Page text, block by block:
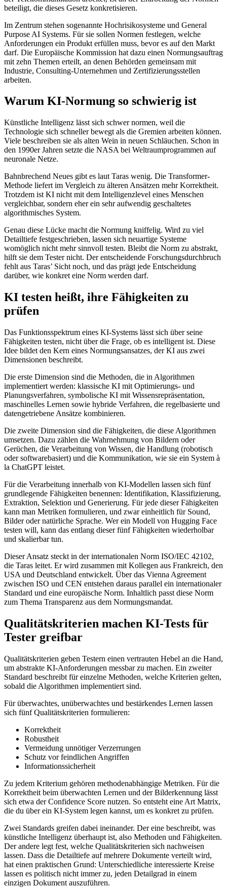
beteiligt, die dieses Gesetz konkretisieren.
Im Zentrum stehen sogenannte Hochrisikosysteme und General
Purpose AI Systems. Für sie sollen Normen festlegen, welche
Anforderungen ein Produkt erfüllen muss, bevor es auf den Markt
darf. Die Europäische Kommission hat dazu einen Normungsauftrag
mit zehn Themen erteilt, an denen Behörden gemeinsam mit
Industrie, Consulting-Unternehmen und Zertifizierungsstellen
arbeiten.
Warum KI-Normung so schwierig ist
Künstliche Intelligenz lässt sich schwer normen, weil die
Technologie sich schneller bewegt als die Gremien arbeiten können.
Viele beschreiben sie als alten Wein in neuen Schläuchen. Schon in
den 1990er Jahren setzte die NASA bei Weltraumprogrammen auf
neuronale Netze.
Bahnbrechend Neues gibt es laut Taras wenig. Die Transformer-
Methode liefert im Vergleich zu älteren Ansätzen mehr Korrektheit.
Trotzdem ist KI nicht mit dem Intelligenzlevel eines Menschen
vergleichbar, sondern eher ein sehr aufwendig geschaltetes
algorithmisches System.
Genau diese Lücke macht die Normung kniffelig. Wird zu viel
Detailtiefe festgeschrieben, lassen sich neuartige Systeme
womöglich nicht mehr sinnvoll testen. Bleibt die Norm zu abstrakt,
hilft sie dem Tester nicht. Der entscheidende Forschungsdurchbruch
fehlt aus Taras’ Sicht noch, und das prägt jede Entscheidung
darüber, wie konkret eine Norm werden darf.
KI testen heißt, ihre Fähigkeiten zu
prüfen
Das Funktionsspektrum eines KI-Systems lässt sich über seine
Fähigkeiten testen, nicht über die Frage, ob es intelligent ist. Diese
Idee bildet den Kern eines Normungsansatzes, der KI aus zwei
Dimensionen beschreibt.
Die erste Dimension sind die Methoden, die in Algorithmen
implementiert werden: klassische KI mit Optimierungs- und
Planungsverfahren, symbolische KI mit Wissensrepräsentation,
maschinelles Lernen sowie hybride Verfahren, die regelbasierte und
datengetriebene Ansätze kombinieren.
Die zweite Dimension sind die Fähigkeiten, die diese Algorithmen
umsetzen. Dazu zählen die Wahrnehmung von Bildern oder
Gerüchen, die Verarbeitung von Wissen, die Handlung (robotisch
oder softwarebasiert) und die Kommunikation, wie sie ein System à
la ChatGPT leistet.
Für die Verarbeitung innerhalb von KI-Modellen lassen sich fünf
grundlegende Fähigkeiten benennen: Identifikation, Klassifizierung,
Extraktion, Selektion und Generierung. Für jede dieser Fähigkeiten
kann man Metriken formulieren, und zwar einheitlich für Sound,
Bilder oder natürliche Sprache. Wer ein Modell von Hugging Face
testen will, kann das entlang dieser fünf Fähigkeiten wiederholbar
und skalierbar tun.
Dieser Ansatz steckt in der internationalen Norm ISO/IEC 42102,
die Taras leitet. Er wird zusammen mit Kollegen aus Frankreich, den
USA und Deutschland entwickelt. Über das Vienna Agreement
zwischen ISO und CEN entstehen daraus parallel ein internationaler
Standard und eine europäische Norm. Inhaltlich passt diese Norm
zum Thema Transparenz aus dem Normungsmandat.
Qualitätskriterien machen KI-Tests für
Tester greifbar
Qualitätskriterien geben Testern einen vertrauten Hebel an die Hand,
um abstrakte KI-Anforderungen messbar zu machen. Ein zweiter
Standard beschreibt für einzelne Methoden, welche Kriterien gelten,
sobald die Algorithmen implementiert sind.
Für überwachtes, unüberwachtes und bestärkendes Lernen lassen
sich fünf Qualitätskriterien formulieren:
Korrektheit
Robustheit
Vermeidung unnötiger Verzerrungen
Schutz vor feindlichen Angriffen
Informationssicherheit
Zu jedem Kriterium gehören methodenabhängige Metriken. Für die
Korrektheit beim überwachten Lernen und der Bilderkennung lässt
sich etwa der Confidence Score nutzen. So entsteht eine Art Matrix,
die du über ein KI-System legen kannst, um es konkret zu prüfen.
Zwei Standards greifen dabei ineinander. Der eine beschreibt, was
künstliche Intelligenz überhaupt ist, also Methoden und Fähigkeiten.
Der andere legt fest, welche Qualitätskriterien sich nachweisen
lassen. Dass die Detailtiefe auf mehrere Dokumente verteilt wird,
hat einen praktischen Grund: Unterschiedliche interessierte Kreise
lassen es politisch nicht immer zu, jeden Detailgrad in einem
einzigen Dokument auszuführen.